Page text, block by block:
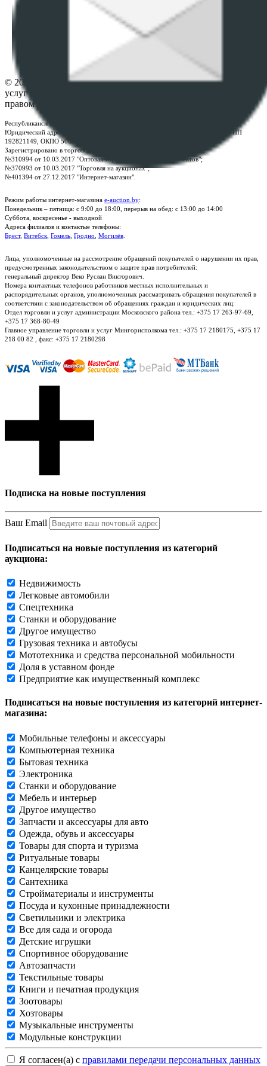
ПОЛОЖЕНИЕ О ПОЛИТИКЕ ОБРАБОТКИ COOKIE-
Настройки cookie-файлов
© 2026 Республиканское унитарное предприятие по оказанию
услуг "БелЮрОбеспечение" - Все права защищены авторским
правом
Республиканское унитарное предприятие по оказанию услуг "БелЮрОбеспечение"
Юридический адрес: г. Минск, пр-т. Дзержинского, 1Б, e-mail:
, УНП
192821149, ОКПО 500111895000
Зарегистрировано в торговом реестре Республики Беларусь:
№310994 от 10.03.2017 "Оптовая торговля без торговых объектов";
№370993 от 10.03.2017 "Торговля на аукционах";
№401394 от 27.12.2017 "Интернет-магазин".
Режим работы интернет-магазина e-auction.by:
Понедельник – пятница: с 9:00 до 18:00, перерыв на обед: с 13:00 до 14:00
Суббота, воскресенье - выходной
Адреса филиалов и контактые телефоны:
Брест, Витебск Гомель Гродно Могилёв
Лица, уполномоченные на рассмотрение обращений покупателей о нарушении их прав,
предусмотренных законодательством о защите прав потребителей:
генеральный директор Веко Руслан Викторович.
Номера контактных телефонов работников местных исполнительных и
распорядительных органов, уполномоченных рассматривать обращения покупателей в
соответствии с законодательством об обращениях граждан и юридических лиц:
Отдел торговли и услуг администрации Московского района тел.: +375 17 263-97-69,
+375 17 368-80-49
Главное управление торговли и услуг Мингорисполкома тел.: +375 17 2180175, +375 17
218 00 82 , факс: +375 17 2180298
Подписка на новые поступления
Ваш Email
Подписаться на новые поступления из категорий
аукциона:
Недвижимость
Легковые автомобили
Спецтехника
Станки и оборудование
Другое имущество
Грузовая техника и автобусы
Мототехника и средства персональной мобильности
Доля в уставном фонде
Предприятие как имущественный комплекс
Подписаться на новые поступления из категорий интернет-
магазина:
Мобильные телефоны и аксессуары
Компьютерная техника
Бытовая техника
Электроника
Станки и оборудование
Мебель и интерьер
Другое имущество
Запчасти и аксессуары для авто
Одежда, обувь и аксессуары
Товары для спорта и туризма
Ритуальные товары
Канцелярские товары
Сантехника
Стройматериалы и инструменты
Посуда и кухонные принадлежности
Светильники и электрика
Все для сада и огорода
Детские игрушки
Спортивное оборудование
Автозапчасти
Текстильные товары
Книги и печатная продукция
Зоотовары
Хозтовары
Музыкальные инструменты
Модульные конструкции
Я согласен(а) с правилами передачи персональных данных